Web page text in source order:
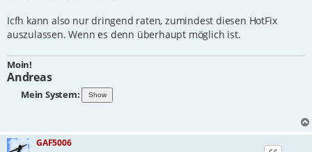
Icfh kann also nur dringend raten, zumindest diesen HotFix
auszulassen. Wenn es denn überhaupt möglich ist.
Moin!
Andreas
Mein System:
GAF5006